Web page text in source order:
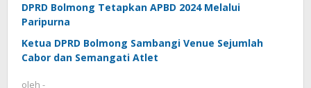
DPRD Bolmong Tetapkan APBD 2024 Melalui
Paripurna
Ketua DPRD Bolmong Sambangi Venue Sejumlah
Cabor dan Semangati Atlet
oleh -